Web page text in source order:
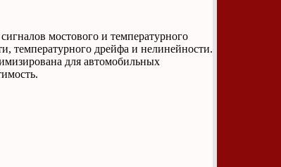
мостового и температурного
температурного дрейфа и нелинейности.
для автомобильных